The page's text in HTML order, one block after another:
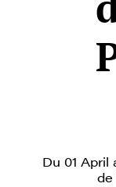
Du 01 April